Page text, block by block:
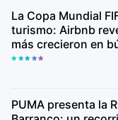
La Copa Mundial
turismo: Airbnb
más crecieron en
PUMA presenta la